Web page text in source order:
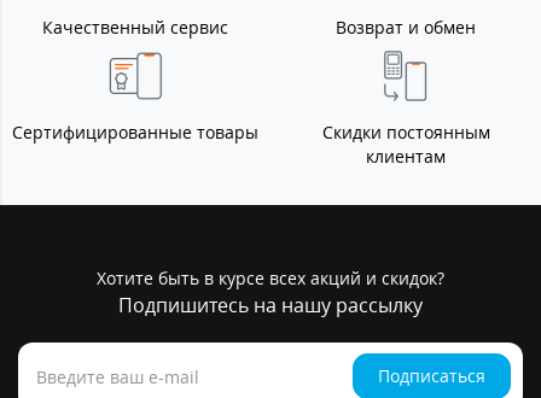
Качественный сервис Возврат и обмен
Сертифицированные товары
Скидки постоянным
клиентам
Хотите быть в курсе всех акций и скидок?
Подпишитесь на нашу рассылку
Подписаться